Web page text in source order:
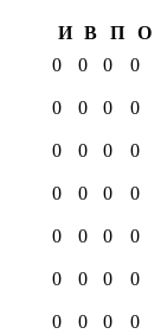
И В П
О
0 0 0 0
0 0 0 0
0 0 0 0
0 0 0 0
0 0 0 0
0 0 0 0
0 0 0 0